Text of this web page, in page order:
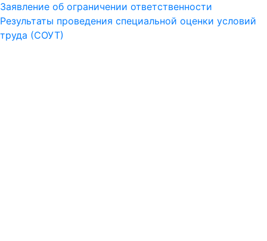
Заявление об ограничении ответственности
Результаты проведения специальной оценки условий
труда (СОУТ)